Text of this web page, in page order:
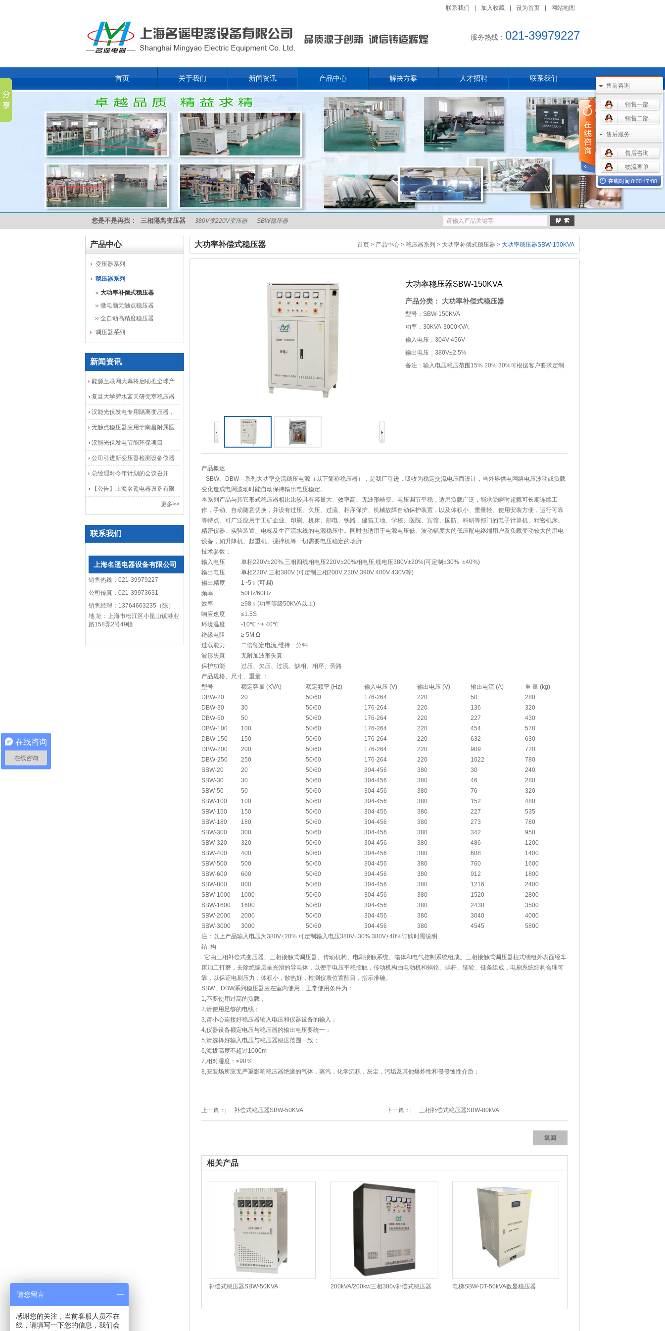
联系我们 加入收藏 设为首页 网站地图
服务热线： 021-39979227
首页 关于我们 新闻资讯 产品中心 解决方案 人才招聘 联系我们
您是不是再找： 三相隔离变压器 380V变220V变压器 SBW稳压器
产品中心
变压器系列
稳压器系列
大功率补偿式稳压器
微电脑无触点稳压器
全自动高精度稳压器
调压器系列
新闻资讯
能源互联网大幕将启助推全球产
业发展加速度
复旦大学碧水蓝天研究室稳压器
安装调试成功
汉能光伏发电专用隔离变压器，
光伏发电隔离配电柜
无触点稳压器应用于南昌附属医
院
汉能光伏发电节能环保项目
公司引进新变压器检测设备仪器
总经理对今年计划的会议召开
【公告】上海名遥电器设备有限
更多>>
联系我们
上海名遥电器设备有限公司
销售热线：021-39979227
公司传真：021-39973631
销售经理：13764603235（陈）
地 址：上海市松江区小昆山镇港业
路158弄2号49幢
大功率补偿式稳压器 首页 > 产品中心 > 稳压器系列 > 大功率补偿式稳压器 > 大功率稳压器SBW-150KVA
大功率稳压器SBW-150KVA
产品分类： 大功率补偿式稳压器
型号：SBW-150KVA
功率：30KVA-3000KVA
输入电压：304V-456V
输出电压：380V±2.5%
备注：输入电压稳压范围15% 20% 30%可根据客户要求定制
产品概述
SBW、DBW—系列大功率交流稳压电源（以下简称稳压器），是我厂引进，吸收为稳定交流电压而设计，当外界供电网络电压波动或负载
变化造成电网波动时能自动保持输出电压稳定。
本系列产品与其它形式稳压器相比比较具有容量大、效率高、无波形畸变、电压调节平稳，适用负载广泛，能承受瞬时超载可长期连续工
作，手动、自动随意切换，并设有过压、欠压、过流、相序保护、机械故障自动保护装置，以及体积小、重量轻、使用安装方便，运行可靠
等特点。可广泛应用于工矿企业、印刷、机床、邮电、铁路、建筑工地、学校、医院、宾馆、国防、科研等部门的电子计算机、精密机床、
精密仪器、实验装置、电梯及生产流水线的电源稳压中。同时也适用于电源电压低、波动幅度大的低压配电终端用户及负载变动较大的用电
设备，如升降机、起重机、搅拌机等一切需要电压稳定的场所
技术参数：
输入电压
单相220V±20%,三相四线相电压220V±20%相电压,线电压380V±20%(可定制±30% ±40%)
输出电压
单相220V 三相380V (可定制三相200V 220V 390V 400V 430V等)
输出精度
1~5﹪(可调)
频率
50Hz/60Hz
效率
≥98﹪(功率等级50KVA以上)
响应速度
≤1.5S
环境温度
-10℃ ~+ 40℃
绝缘电阻
≥ 5M Ω
过载能力
二倍额定电流,维持一分钟
波形失真
无附加波形失真
保护功能
过压、欠压、过流、缺相、相序、旁路
产品规格、尺寸、重量 ：
型号
额定容量 (KVA) 额定频率 (Hz) 输入电压 (V) 输出电压 (V) 输出电流 (A)
重 量 (kg)
DBW-20
20 50/60 176-264 220 50
280
DBW-30
30 50/60 176-264 220 136
320
DBW-50
50 50/60 176-264 220 227
430
DBW-100
100 50/60 176-264 220 454
570
DBW-150
150 50/60 176-264 220 632
630
DBW-200
200 50/60 176-264 220 909
720
DBW-250
250 50/60 176-264 220 1022
780
SBW-20
20 50/60 304-456 380 30
240
SBW-30
30 50/60 304-456 380 46
280
SBW-50
50 50/60 304-456 380 76
320
SBW-100
100 50/60 304-456 380 152
480
SBW-150
150 50/60 304-456 380 227
535
SBW-180
180 50/60 304-456 380 273
780
SBW-300
300 50/60 304-456 380 342
950
SBW-320
320 50/60 304-456 380 486
1200
SBW-400
400 50/60 304-456 380 608
1400
SBW-500
500 50/60 304-456 380 760
1600
SBW-600
600 50/60 304-456 380 912
1800
SBW-800
800 50/60 304-456 380 1216
2400
SBW-1000
1000 50/60 304-456 380 1520
2800
SBW-1600
1600 50/60 304-456 380 2430
3500
SBW-2000
2000 50/60 304-456 380 3040
4000
SBW-3000
3000 50/60 304-456 380 4545
5800
注：以上产品输入电压为380V±20% 可定制输入电压380V±30% 380V±40%订购时需说明.
结 构
它由三相补偿式变压器、三相接触式调压器、传动机构、电刷接触系统、箱体和电气控制系统组成。三相接触式调压器柱式绕组外表面经车
床加工打磨，去除绝缘层呈光滑的导电体，以便于电压平稳接触，传动机构由电动机和蜗轮、蜗杆、链轮、链条组成，电刷系统结构合理可
靠，以保证电刷压力，体积小，散热好，检测仪表位置醒目，指示准确。
SBW、DBW系列稳压器应在室内使用，正常使用条件为：
1,不要使用过高的负载；
2,请使用足够的电线；
3,请小心连接好稳压器输入电压和仪器设备的输入；
4,仪器设备额定电压与稳压器的输出电压要统一；
5,请选择好输入电压与稳压器稳压范围一致；
6,海拔高度不超过1000m
7,相对湿度：≤90％
8,安装场所应无严重影响稳压器绝缘的气体，蒸汽，化学沉积，灰尘，污垢及其他爆炸性和侵侵蚀性介质；
上一篇：| 补偿式稳压器SBW-50KVA 下一篇：| 三相补偿式稳压器SBW-80kVA
返回
相关产品
补偿式稳压器SBW-50KVA 200kVA/200kw三相380v补偿式稳压器 电梯SBW-DT-50kVA数显稳压器
售前咨询
销售一部
销售二部
售后服务
售后咨询
物流查单
在线咨询
在线咨询
请您留言
感谢您的关注，当前客服人员不在
线，请填写一下您的信息，我们会